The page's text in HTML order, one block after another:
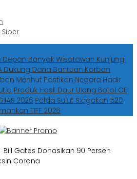
Depan Banyak Wisatawan Kunjungi
Dukung Dana Bantuan Korban
Menhut Pastikan Negara Hadir
Produk Hasil Daur Ulang Botol Oli
2026 Polda Sulut Siagakan 520
TIFF 2026
Bill Gates Donasikan 90 Persen
Corona